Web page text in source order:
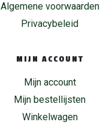
Algemene voorwaarden
Privacybeleid
MIJN ACCOUNT
Mijn account
Mijn bestellijsten
Winkelwagen